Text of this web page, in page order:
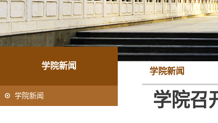
学院新闻
学院新闻
学院新闻
学院召